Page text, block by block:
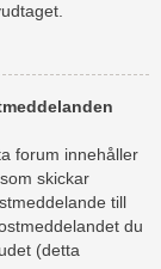
forum innehåller
skickar
till
du
(detta